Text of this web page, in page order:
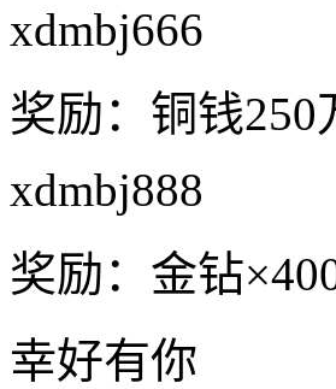
xdmbj666
奖励：铜钱
xdmbj888
奖励：金钻
幸好有你